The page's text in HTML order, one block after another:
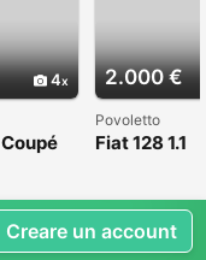
4 2.000 €
Povoletto
Fiat 128 1.1
Creare un account